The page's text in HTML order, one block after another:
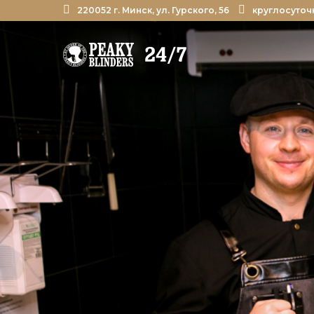
220052 г. Минск, ул. Гурского, 56